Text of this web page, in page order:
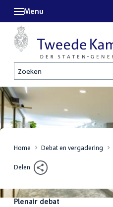
Zoeken
Menu
Home Debat en vergadering
Delen
Plenair debat